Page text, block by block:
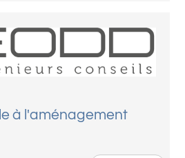
à l'aménagement